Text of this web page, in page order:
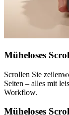
Müheloses
Scrollen Sie
Seiten – alles mit
Workflow.
Müheloses